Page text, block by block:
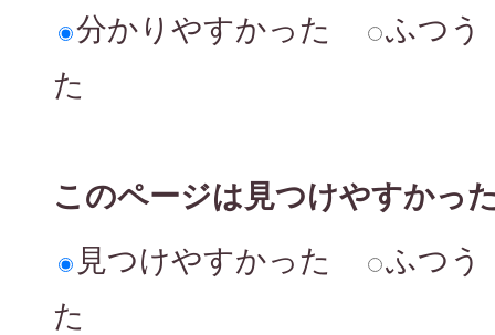
分かりやすかった
ふつう
た
このページは見つけやすかっ
見つけやすかった
ふつう
た